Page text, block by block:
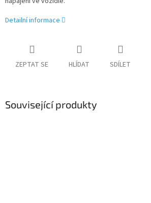
Detailní informace
ZEPTAT SE HLÍDAT SDÍLET
Související produkty